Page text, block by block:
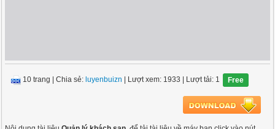
10 trang |Chia sẻ: luyenbuizn | Lượt xem: 1933 | Lượt tải: 1 Free